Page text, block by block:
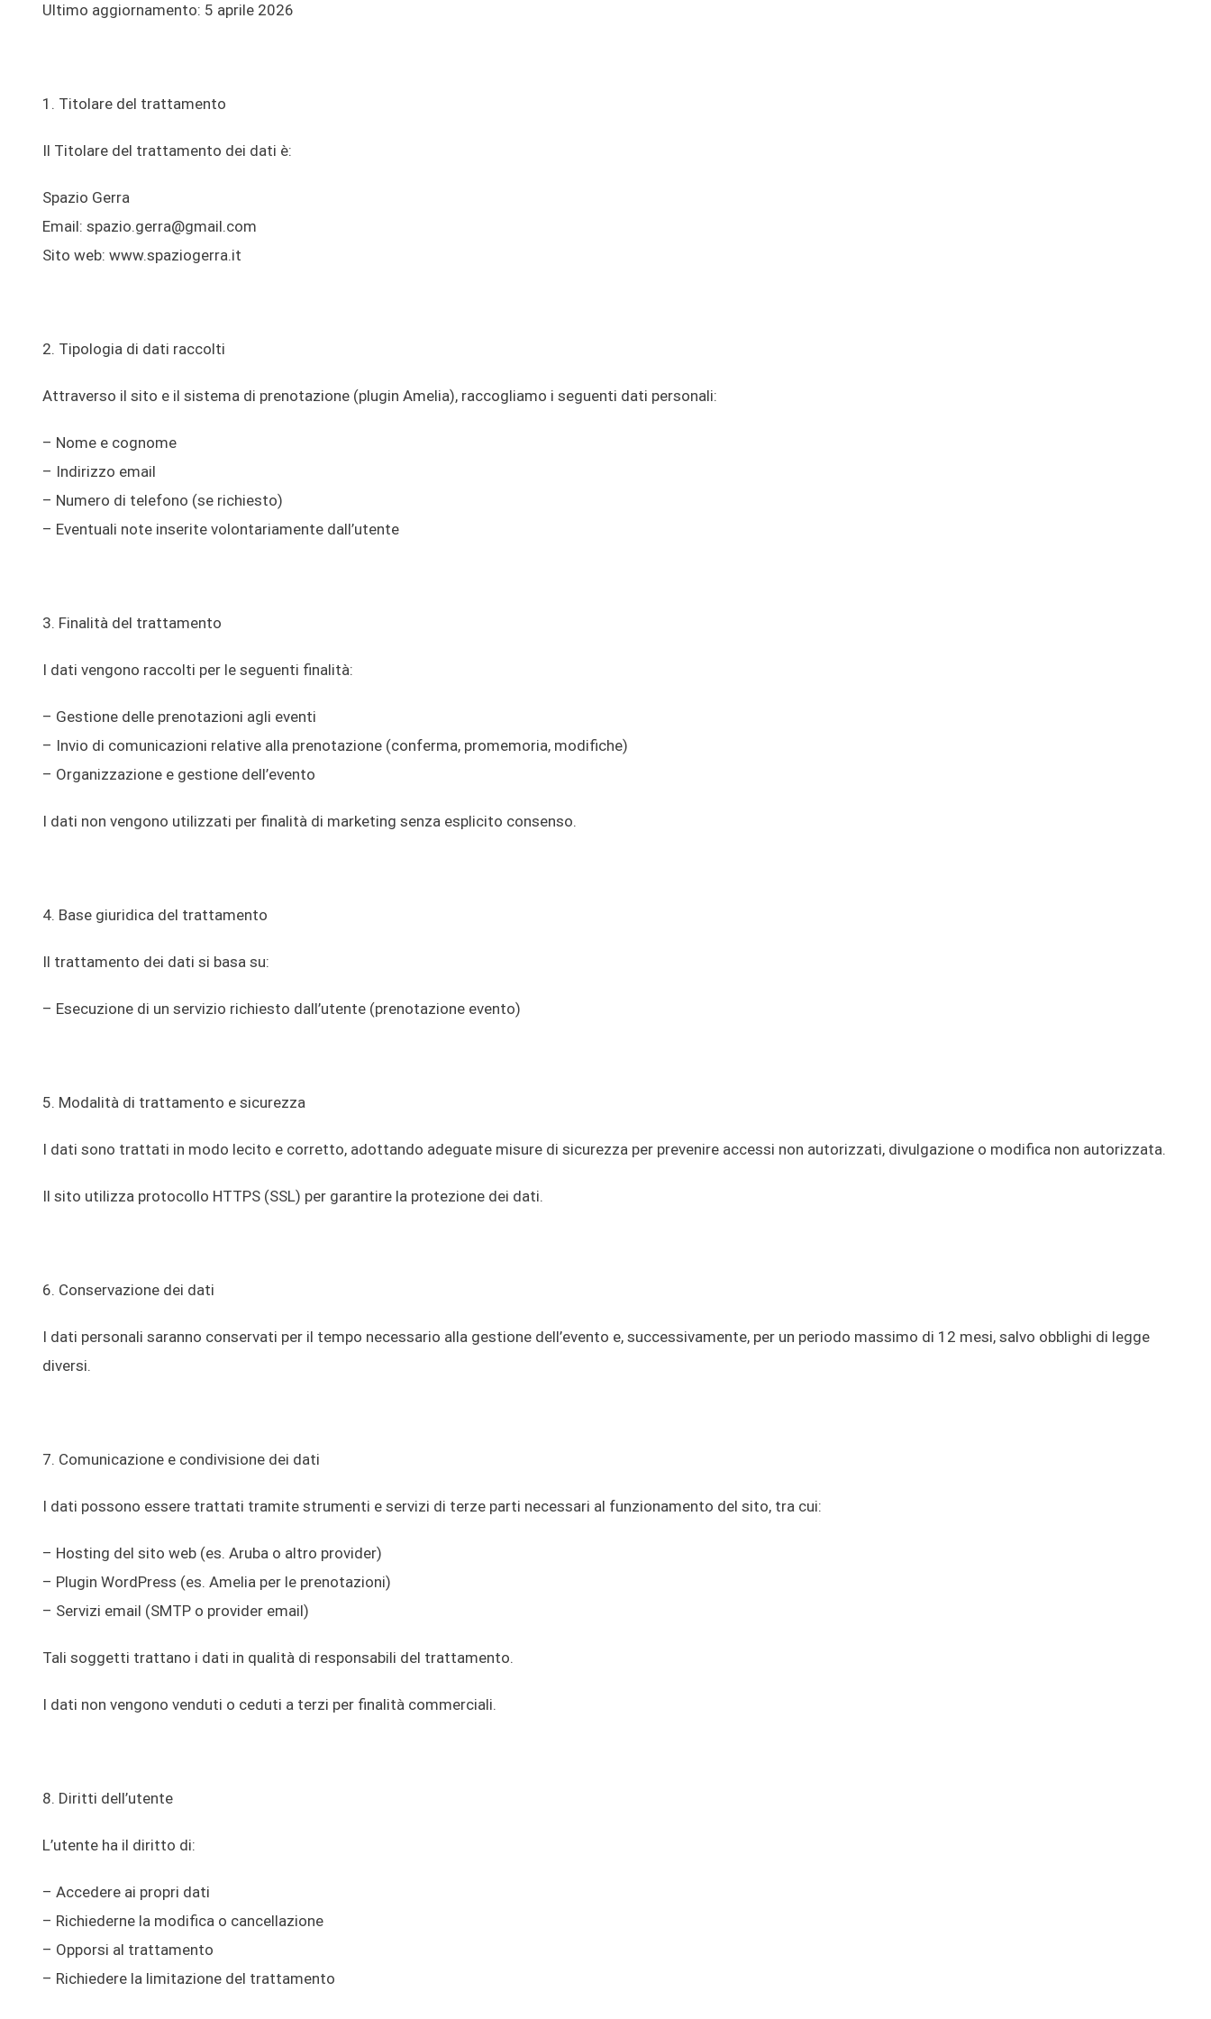
Ultimo aggiornamento: 5 aprile 2026
1. Titolare del trattamento
Il Titolare del trattamento dei dati è:
Spazio Gerra
Email: spazio.gerra@gmail.com
Sito web: www.spaziogerra.it
2. Tipologia di dati raccolti
Attraverso il sito e il sistema di prenotazione (plugin Amelia), raccogliamo i seguenti dati personali:
– Nome e cognome
– Indirizzo email
– Numero di telefono (se richiesto)
– Eventuali note inserite volontariamente dall’utente
3. Finalità del trattamento
I dati vengono raccolti per le seguenti finalità:
– Gestione delle prenotazioni agli eventi
– Invio di comunicazioni relative alla prenotazione (conferma, promemoria, modifiche)
– Organizzazione e gestione dell’evento
I dati non vengono utilizzati per finalità di marketing senza esplicito consenso.
4. Base giuridica del trattamento
Il trattamento dei dati si basa su:
– Esecuzione di un servizio richiesto dall’utente (prenotazione evento)
5. Modalità di trattamento e sicurezza
I dati sono trattati in modo lecito e corretto, adottando adeguate misure di sicurezza per prevenire accessi non autorizzati, divulgazione o modifica non autorizzata.
Il sito utilizza protocollo HTTPS (SSL) per garantire la protezione dei dati.
6. Conservazione dei dati
I dati personali saranno conservati per il tempo necessario alla gestione dell’evento e, successivamente, per un periodo massimo di 12 mesi, salvo obblighi di legge
diversi.
7. Comunicazione e condivisione dei dati
I dati possono essere trattati tramite strumenti e servizi di terze parti necessari al funzionamento del sito, tra cui:
– Hosting del sito web (es. Aruba o altro provider)
– Plugin WordPress (es. Amelia per le prenotazioni)
– Servizi email (SMTP o provider email)
Tali soggetti trattano i dati in qualità di responsabili del trattamento.
I dati non vengono venduti o ceduti a terzi per finalità commerciali.
8. Diritti dell’utente
L’utente ha il diritto di:
– Accedere ai propri dati
– Richiederne la modifica o cancellazione
– Opporsi al trattamento
– Richiedere la limitazione del trattamento